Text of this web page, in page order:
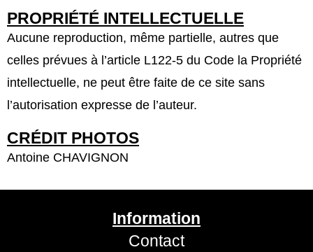
PROPRIÉTÉ INTELLECTUELLE
Aucune reproduction, même partielle, autres que
celles prévues à l’article L122-5 du Code la Propriété
intellectuelle, ne peut être faite de ce site sans
l’autorisation expresse de l’auteur.
CRÉDIT PHOTOS
Antoine CHAVIGNON
Information
Contact